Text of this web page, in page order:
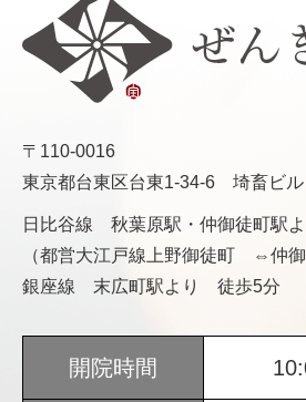
〒110-0016
東京都台東区台東1-34-6 埼畜ビ
日比谷線 秋葉原駅・仲御徒町駅
（都営大江戸線上野御徒町 ⇔仲御
銀座線 末広町駅より 徒歩5分
開院時間